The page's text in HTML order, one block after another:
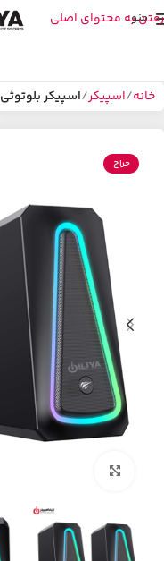
رفتن به محتوای اصلی
منو
خانه اسپیکر اسپیکر بلوتوثی
حراج